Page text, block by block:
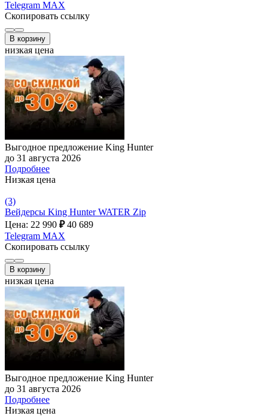
Telegram MAX
Скопировать ссылку
В корзину
низкая цена
Выгодное предложение King Hunter
до 31 августа 2026
Подробнее
Низкая цена
(3)
Вейдерсы King Hunter WATER Zip
Цена: 22 990 ₽ 40 689
Telegram MAX
Скопировать ссылку
В корзину
низкая цена
Выгодное предложение King Hunter
до 31 августа 2026
Подробнее
Низкая цена